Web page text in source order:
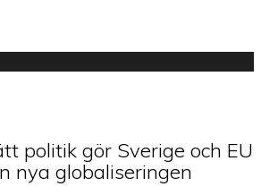
politik gör Sverige och EU
nya globaliseringen